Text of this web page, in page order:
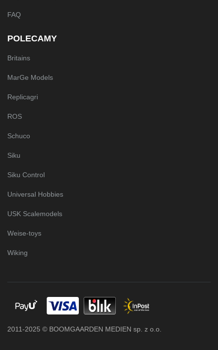
FAQ
POLECAMY
Britains
MarGe Models
Replicagri
ROS
Schuco
Siku
Siku Control
Universal Hobbies
USK Scalemodels
Weise-toys
Wiking
2011-2025 © BOOMGAARDEN MEDIEN sp. z o.o.